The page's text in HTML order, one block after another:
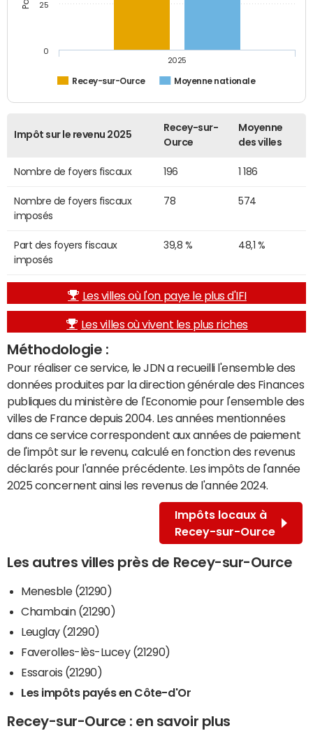
Recey-sur-Ource Moyenne nationale
2025
0
25
Impôt sur le revenu 2025
Recey-sur-
Ource
Moyenne
des villes
Nombre de foyers fiscaux 196 1 186
Nombre de foyers fiscaux
imposés
78 574
Part des foyers fiscaux
imposés
39,8 % 48,1 %
Les villes où l'on paye le plus d'IFI
Les villes où vivent les plus riches
Méthodologie :
Pour réaliser ce service, le JDN a recueilli l'ensemble des
données produites par la direction générale des Finances
publiques du ministère de l'Economie pour l'ensemble des
villes de France depuis 2004. Les années mentionnées
dans ce service correspondent aux années de paiement
de l'impôt sur le revenu, calculé en fonction des revenus
déclarés pour l'année précédente. Les impôts de l'année
2025 concernent ainsi les revenus de l'année 2024.
Impôts locaux à
Recey-sur-Ource
Les autres villes près de Recey-sur-Ource
Menesble (21290)
Chambain (21290)
Leuglay (21290)
Faverolles-lès-Lucey (21290)
Essarois (21290)
Les impôts payés en Côte-d'Or
Recey-sur-Ource : en savoir plus